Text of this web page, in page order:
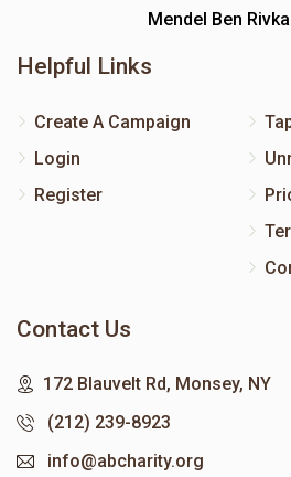
Mendel Ben
Helpful Links
Create A Campaign
Login
Register
Contact Us
172 Blauvelt Rd, Monsey, NY
(212) 239-8923
info@abcharity.org